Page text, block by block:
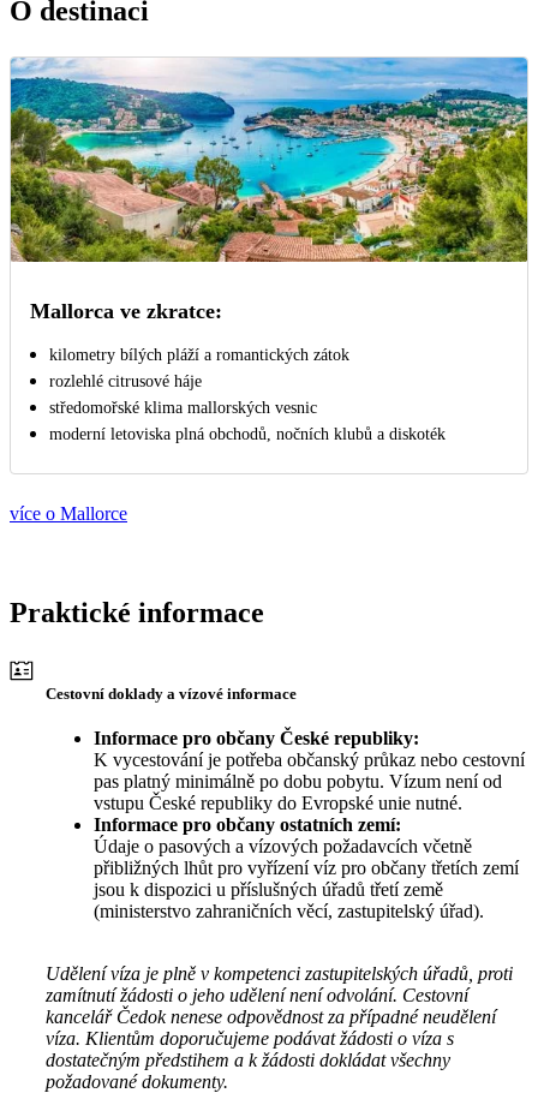
O destinaci
Mallorca ve zkratce:
kilometry bílých pláží a romantických zátok
rozlehlé citrusové háje
středomořské klima mallorských vesnic
moderní letoviska plná obchodů, nočních klubů a diskoték
více o Mallorce
Praktické informace
Cestovní doklady a vízové informace
Informace pro občany České republiky:
K vycestování je potřeba občanský průkaz nebo cestovní
pas platný minimálně po dobu pobytu. Vízum není od
vstupu České republiky do Evropské unie nutné.
Informace pro občany ostatních zemí:
Údaje o pasových a vízových požadavcích včetně
přibližných lhůt pro vyřízení víz pro občany třetích zemí
jsou k dispozici u příslušných úřadů třetí země
(ministerstvo zahraničních věcí, zastupitelský úřad).
Udělení víza je plně v kompetenci zastupitelských úřadů, proti
zamítnutí žádosti o jeho udělení není odvolání. Cestovní
kancelář Čedok nenese odpovědnost za případné neudělení
víza. Klientům doporučujeme podávat žádosti o víza s
dostatečným předstihem a k žádosti dokládat všechny
požadované dokumenty.